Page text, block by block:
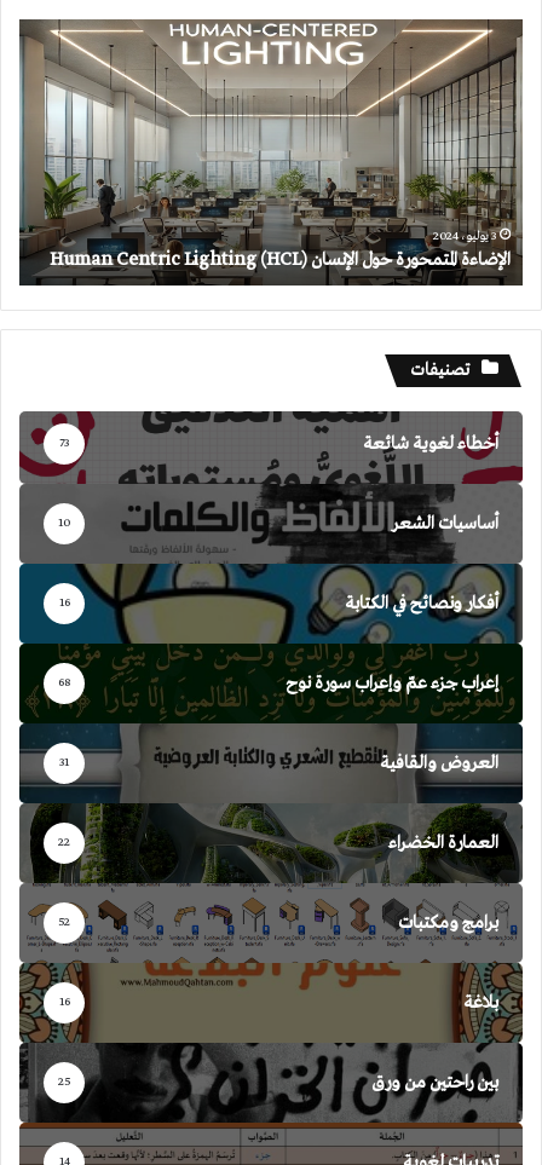
الإضاءة
المتمحورة
حول
الإنسان
(HCL)
Human
Centric
Lighting
3 يوليو، 2024
الإضاءة المتمحورة حول الإنسان (HCL) Human Centric Lighting
تصنيفات
أخطاء لغوية شائعة 73
أساسيات الشعر 10
أفكار ونصائح في الكتابة 16
إعراب جزء عمّ وإعراب سورة نوح 68
العروض والقافية 31
العمارة الخضراء 22
برامج ومكتبات 52
بلاغة 16
بين راحتين من ورق 25